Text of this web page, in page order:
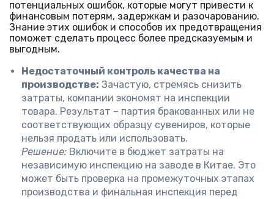
потенциальных ошибок, которые могут привести к
финансовым потерям, задержкам и разочарованию.
Знание этих ошибок и способов их предотвращения
поможет сделать процесс более предсказуемым и
выгодным.
Недостаточный контроль качества на
производстве: Зачастую, стремясь снизить
затраты, компании экономят на инспекции
товара. Результат – партия бракованных или не
соответствующих образцу сувениров, которые
нельзя продать или использовать.
Решение: Включите в бюджет затраты на
независимую инспекцию на заводе в Китае. Это
может быть проверка на промежуточных этапах
производства и финальная инспекция перед